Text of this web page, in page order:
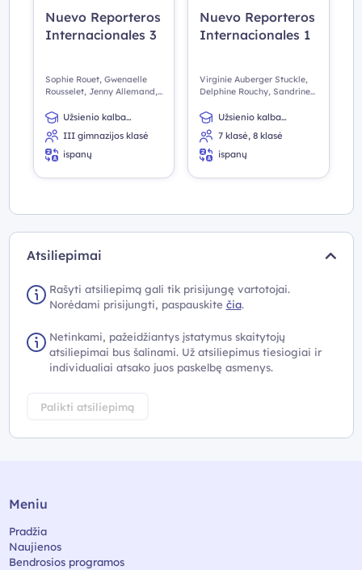
Nuevo Reporteros
Internacionales 3
Sophie Rouet, Gwenaelle
Rousselet, Jenny Allemand,
Carolina Hamon-Diaz
Užsienio kalba
(antroji)III gimnazijos klasė
ispanų
Nuevo Reporteros
Internacionales 1
Virginie Auberger Stuckle,
Delphine Rouchy, Sandrine
Užsienio kalba
(antroji)7 klasė, 8 klasė
ispanų
Atsiliepimai
Rašyti atsiliepimą gali tik prisijungę vartotojai.
Norėdami prisijungti, paspauskite čia.
Netinkami, pažeidžiantys įstatymus skaitytojų
atsiliepimai bus šalinami. Už atsiliepimus tiesiogiai ir
individualiai atsako juos paskelbę asmenys.
Palikti atsiliepimą
Meniu
Pradžia
Naujienos
Bendrosios programos